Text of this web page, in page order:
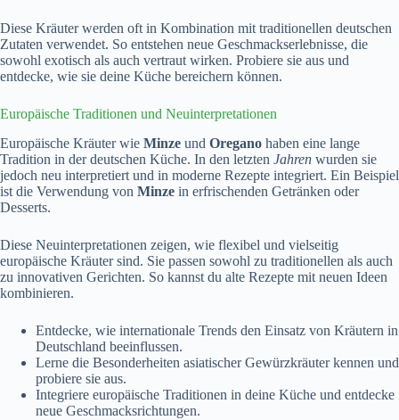
Diese Kräuter werden oft in Kombination mit traditionellen deutschen
Zutaten verwendet. So entstehen neue Geschmackserlebnisse, die
sowohl exotisch als auch vertraut wirken. Probiere sie aus und
entdecke, wie sie deine Küche bereichern können.
Europäische Traditionen und Neuinterpretationen
Europäische Kräuter wie Minze und Oregano haben eine lange
Tradition in der deutschen Küche. In den letzten Jahren wurden sie
jedoch neu interpretiert und in moderne Rezepte integriert. Ein Beispiel
ist die Verwendung von Minze in erfrischenden Getränken oder
Desserts.
Diese Neuinterpretationen zeigen, wie flexibel und vielseitig
europäische Kräuter sind. Sie passen sowohl zu traditionellen als auch
zu innovativen Gerichten. So kannst du alte Rezepte mit neuen Ideen
kombinieren.
Entdecke, wie internationale Trends den Einsatz von Kräutern in
Deutschland beeinflussen.
Lerne die Besonderheiten asiatischer Gewürzkräuter kennen und
probiere sie aus.
Integriere europäische Traditionen in deine Küche und entdecke
neue Geschmacksrichtungen.